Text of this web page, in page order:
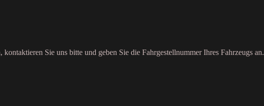
Sie uns bitte und geben Sie die Fahrgestellnummer Ihres Fahrzeugs an.